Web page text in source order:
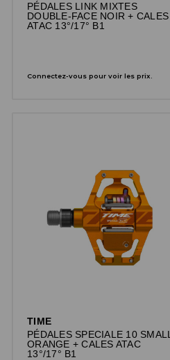
PÉDALES LINK MIXTES
DOUBLE-FACE NOIR + CALES
ATAC 13°/17° B1
Connectez-vous pour voir les prix.
TIME
PÉDALES SPECIALE 10 SMALL
ORANGE + CALES ATAC
13°/17° B1